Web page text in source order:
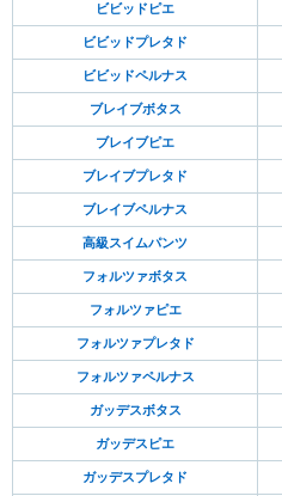
ビビッドピエ
ビビッドプレタド
ビビッドペルナス
ブレイブボタス
ブレイブピエ
ブレイブプレタド
ブレイブペルナス
高級スイムパンツ
フォルツァボタス
フォルツァピエ
フォルツァプレタド
フォルツァペルナス
ガッデスボタス
ガッデスピエ
ガッデスプレタド